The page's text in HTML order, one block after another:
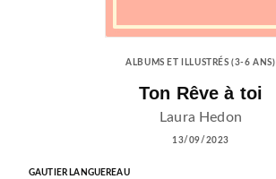
ALBUMS ET ILLUSTRÉS (3-6 ANS)
Ton Rêve à toi
Laura Hedon
13/09/2023
GAUTIER LANGUEREAU